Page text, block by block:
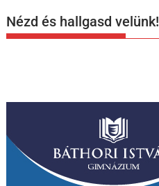
Nézd és hallgasd velünk!